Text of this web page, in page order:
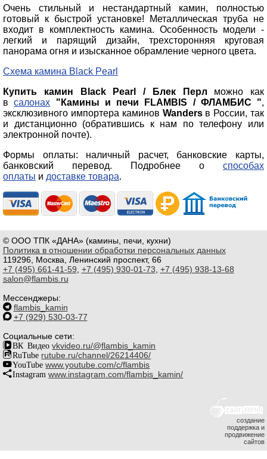
Очень стильный и нестандартный камин, полностью
готовый к быстрой установке! Металлическая труба не
входит в комплектность камина. Особенность модели -
легкий и парящий дизайн, трехсторонняя круговая
панорама огня и изысканное обрамление черного цвета.
Схема камина Black Pearl
Купить камин Black Pearl / Блек Перл можно как
всалонах "Камины и печи FLAMBIS / ФЛАМБИС ",
эксклюзивного импортера каминов Wandersв России, так
и дистанционно (обратившись к нам по телефону или
электронной почте).
Формы оплаты: наличный расчет, банковские карты,
банковский перевод. Подробнее о способах
оплаты и доставке товара.
© ООО ТПК «ДАНА» (камины, печи, кухни)
Политика в отношении обработки персональных данных
119296, Москва, Ленинский проспект, 66
+7 (495) 661-41-59 +7 (495) 930-01-73 +7 (495) 938-13-68
salon@flambis.ru
Мессенджеры:
flambis_kamin
+7 (929) 530-03-77
Социальные сети:
ВК Видео vkvideo.ru/@flambis_kamin
RuTube rutube.ru/channel/26214406/
YouTube www.youtube.com/c/flambis
Instagram www.instagram.com/flambis_kamin/
создание
поддержка и
продвижение
сайтов